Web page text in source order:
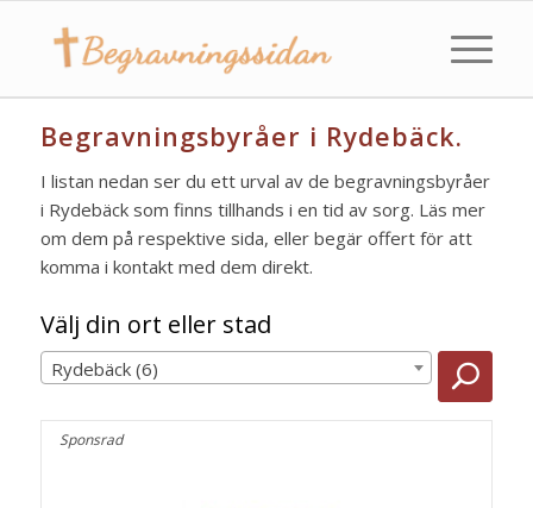
Begravningsbyråer i Rydebäck.
I listan nedan ser du ett urval av de begravningsbyråer
i Rydebäck som finns tillhands i en tid av sorg. Läs mer
om dem på respektive sida, eller begär offert för att
komma i kontakt med dem direkt.
Välj din ort eller stad
Rydebäck (6)
Sponsrad